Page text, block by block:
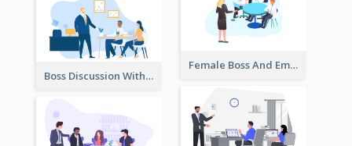
Female Boss And Employee Illustration
Boss Discussion With Employee Illustration